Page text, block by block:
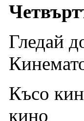
Гледай
Късо
кино